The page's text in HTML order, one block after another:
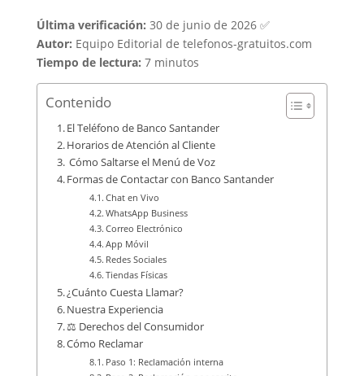
Última verificación: 30 de junio de 2026 ✅
Autor: Equipo Editorial de telefonos-gratuitos.com
Tiempo de lectura: 7 minutos
Contenido
El Teléfono de Banco Santander
Horarios de Atención al Cliente
️ Cómo Saltarse el Menú de Voz
Formas de Contactar con Banco Santander
Chat en Vivo
WhatsApp Business
Correo Electrónico
App Móvil
Redes Sociales
Tiendas Físicas
¿Cuánto Cuesta Llamar?
Nuestra Experiencia
⚖️ Derechos del Consumidor
Cómo Reclamar
Paso 1: Reclamación interna